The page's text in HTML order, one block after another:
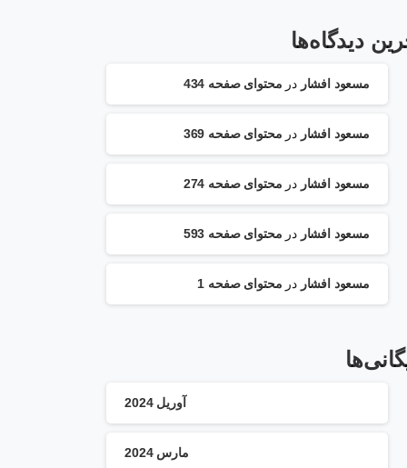
دیدگاه‌ها
مسعود افشار در محتوای صفحه 434
مسعود افشار در محتوای صفحه 369
مسعود افشار در محتوای صفحه 274
مسعود افشار در محتوای صفحه 593
مسعود افشار در محتوای صفحه 1
آوریل 2024
مارس 2024